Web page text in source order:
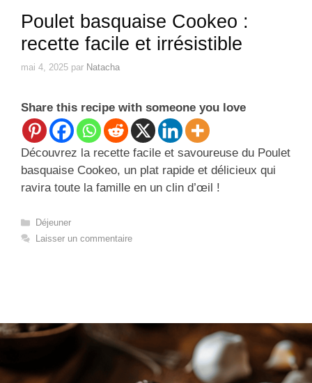
Poulet basquaise Cookeo :
recette facile et irrésistible
mai 4, 2025 par Natacha
Share this recipe with someone you love
Découvrez la recette facile et savoureuse du Poulet
basquaise Cookeo, un plat rapide et délicieux qui
ravira toute la famille en un clin d’œil !
Catégories
Déjeuner
Laisser un commentaire